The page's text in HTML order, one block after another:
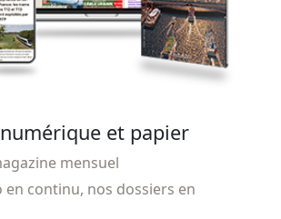
et papier
mensuel
en continu, nos dossiers en